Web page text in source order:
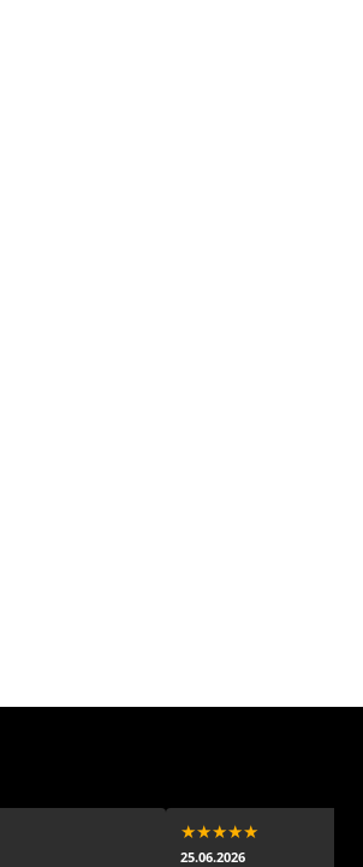
★★★★★
25.06.2026